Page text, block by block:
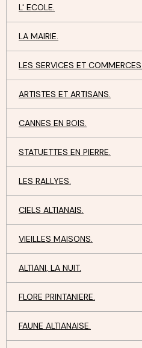
L' ECOLE.
LA MAIRIE.
LES SERVICES ET
ARTISTES ET ARTISANS.
CANNES EN BOIS.
STATUETTES EN PIERRE.
LES RALLYES.
CIELS ALTIANAIS.
VIEILLES MAISONS.
ALTIANI, LA NUIT.
FLORE PRINTANIERE.
FAUNE ALTIANAISE.